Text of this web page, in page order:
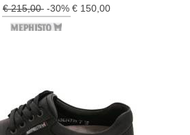
€ 215,00-30% € 150,00